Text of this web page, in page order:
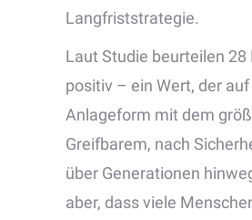
Langfriststrategie.
Laut Studie beurteilen
positiv – ein Wert, der
Anlageform mit dem
Greifbarem, nach
über Generationen
aber, dass viele